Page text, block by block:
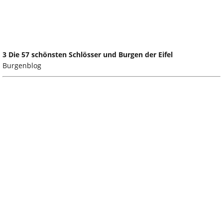
3 Die 57 schönsten Schlösser und Burgen der Eifel
Burgenblog